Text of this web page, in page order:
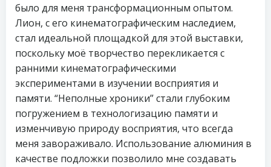
было для меня трансформационным опытом.
Лион, с его кинематографическим наследием,
стал идеальной площадкой для этой выставки,
поскольку моё творчество перекликается с
ранними кинематографическими
экспериментами в изучении восприятия и
памяти. “Неполные хроники” стали глубоким
погружением в технологизацию памяти и
изменчивую природу восприятия, что всегда
меня завораживало. Использование алюминия в
качестве подложки позволило мне создавать